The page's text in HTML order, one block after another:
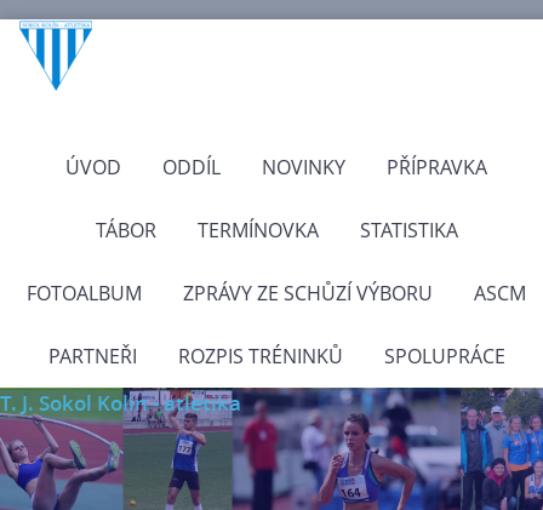
ÚVOD ODDÍL NOVINKY PŘÍPRAVKA
TÁBOR TERMÍNOVKA STATISTIKA
FOTOALBUM ZPRÁVY ZE SCHŮZÍ VÝBORU ASCM
PARTNEŘI ROZPIS TRÉNINKŮ SPOLUPRÁCE
T. J. Sokol Kolín - atletika